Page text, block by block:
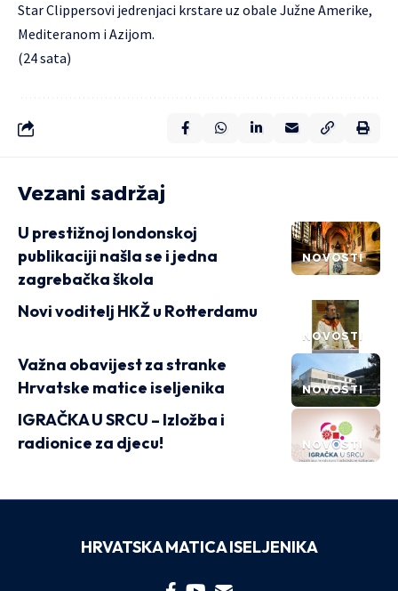
Star Clippersovi jedrenjaci krstare uz obale Južne Amerike,
Mediteranom i Azijom.
(24 sata)
Vezani sadržaj
NOVOSTI
U prestižnoj londonskoj
publikaciji našla se i jedna
zagrebačka škola
NOVOSTI
Novi voditelj HKŽ u Rotterdamu
NOVOSTI
Važna obavijest za stranke
Hrvatske matice iseljenika
NOVOSTI
IGRAČKA U SRCU – Izložba i
radionice za djecu!
HRVATSKA MATICA ISELJENIKA